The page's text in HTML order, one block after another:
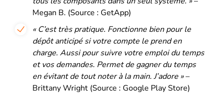
Megan B. (Source : GetApp)
« C’esttrès pratique. Fonctionne bien pour le
dépôt anticipé si votre compte le prend en
charge. Aussi pour suivre votre emploi du temps
et vos demandes. Permet de gagner du temps
en évitant de tout noter à la main. J’adore »–
Brittany Wright (Source : Google Play Store)